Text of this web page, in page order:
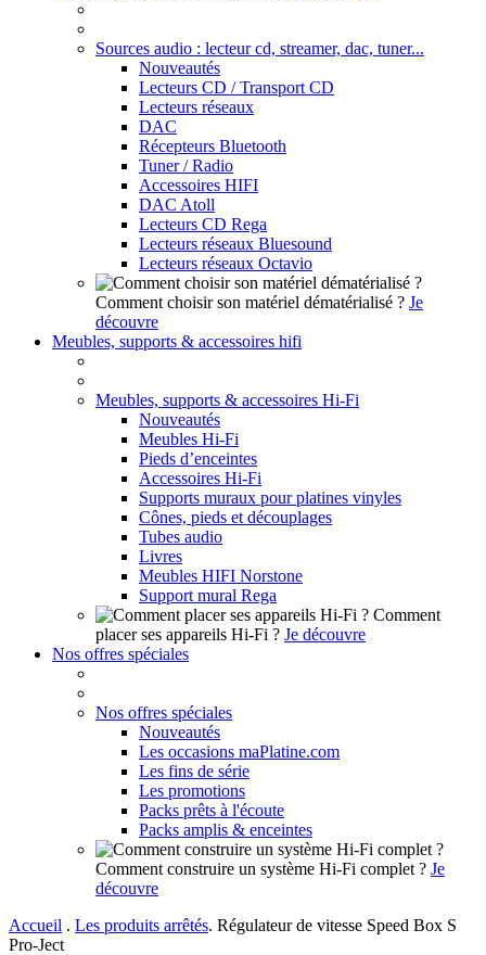
Sources audio : lecteur cd, streamer, dac, tuner...
Nouveautés
Lecteurs CD / Transport CD
Lecteurs réseaux
DAC
Récepteurs Bluetooth
Tuner / Radio
Accessoires HIFI
DAC Atoll
Lecteurs CD Rega
Lecteurs réseaux Bluesound
Lecteurs réseaux Octavio
Comment choisir son matériel dématérialisé ? Je
découvre
Meubles, supports & accessoires hifi
Meubles, supports & accessoires Hi-Fi
Nouveautés
Meubles Hi-Fi
Pieds d’enceintes
Accessoires Hi-Fi
Supports muraux pour platines vinyles
Cônes, pieds et découplages
Tubes audio
Livres
Meubles HIFI Norstone
Support mural Rega
Comment
placer ses appareils Hi-Fi ? Je découvre
Nos offres spéciales
Nos offres spéciales
Nouveautés
Les occasions maPlatine.com
Les fins de série
Les promotions
Packs prêts à l'écoute
Packs amplis & enceintes
Comment construire un système Hi-Fi complet ? Je
découvre
Accueil . Les produits arrêtés. Régulateur de vitesse Speed Box S
Pro-Ject